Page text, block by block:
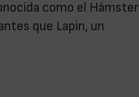
como el Hámster
que Lapin, un